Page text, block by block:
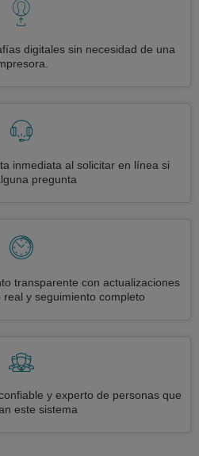
digitales sin necesidad de una
inmediata al solicitar en línea si
pregunta
transparente con actualizaciones
y seguimiento completo
y experto de personas que
este sistema